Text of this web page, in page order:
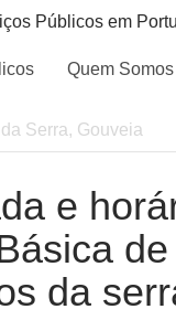
Públicos em
Quem Somos
Serra, Gouveia
e
da